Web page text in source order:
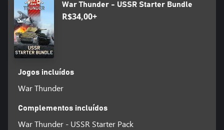
War Thunder - USSR Starter Bundle
R$34,00+
Jogos incluídos
War Thunder
Complementos incluídos
War Thunder - USSR Starter Pack